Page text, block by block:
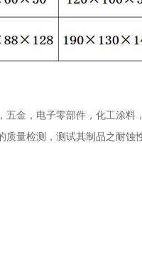
金，电子零部件，化工涂
量检测，测试其制品之耐蚀性